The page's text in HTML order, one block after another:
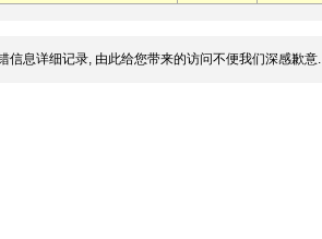
信息详细记录, 由此给您带来的访问不便我们深感歉意.